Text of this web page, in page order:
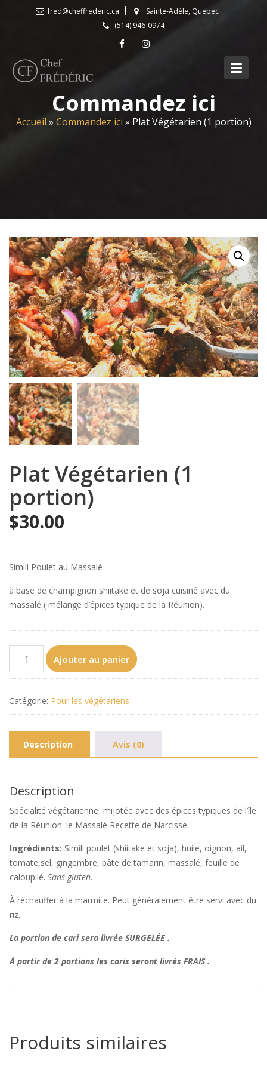
fred@cheffrederic.ca
Sainte-Adèle, Québec
(514) 946-0974
Commandez ici
Accueil » Commandez ici » Plat Végétarien (1 portion)
Plat Végétarien (1
portion)
$30.00
Simili Poulet au Massalé
à base de champignon shiitake et de soja cuisiné avec du
massalé ( mélange d’épices typique de la Réunion).
Plat
Végétarien
Ajouter au panier
Catégorie: Pour les végétariens
Description Avis (0)
Description
Spécialité végétarienne mijotée avec des épices typiques de l’île
de la Réunion: le Massalé Recette de Narcisse.
Ingrédients: Simili poulet (shiitake et soja), huile, oignon, ail,
tomate,sel, gingembre, pâte de tamarin, massalé, feuille de
caloupilé. Sans gluten.
À réchauffer à la marmite. Peut généralement être servi avec du
riz.
La portion de cari sera livrée SURGELÉE .
À partir de 2 portions les caris seront livrés FRAIS .
Produits similaires